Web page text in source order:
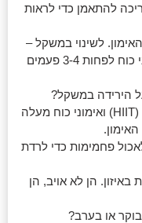
להתאמן כדי לראות
לשינוי במשקל –
תשלבי בין פעילות אירובית לאימוני כוח לפחות 3-4 פעמים
הירידה במשקל?
כן. שילוב של אינטרוולים (HIIT) ואימוני כוח מעלה
פחמימות כדי לרדת
הן לא אויב, הן
או בערב?